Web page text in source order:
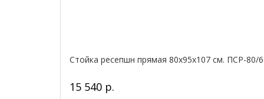
Стойка ресепшн прямая 80х95х107 см. ПСР-80/
15 540 р.